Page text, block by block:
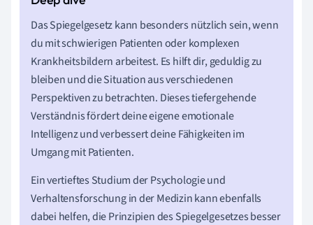
Das Spiegelgesetz kann besonders nützlich sein, wenn
du mit schwierigen Patienten oder komplexen
Krankheitsbildern arbeitest. Es hilft dir, geduldig zu
bleiben und die Situation aus verschiedenen
Perspektiven zu betrachten. Dieses tiefergehende
Verständnis fördert deine eigene emotionale
Intelligenz und verbessert deine Fähigkeiten im
Umgang mit Patienten.
Ein vertieftes Studium der Psychologie und
Verhaltensforschung in der Medizin kann ebenfalls
dabei helfen, die Prinzipien des Spiegelgesetzes besser